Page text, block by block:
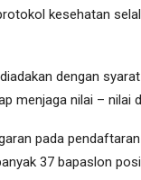
kesehatan
dengan
menjaga nilai – nilai
pada
37 bapaslon